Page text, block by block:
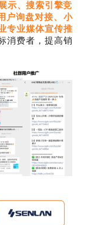
示、搜索引擎竞
户询盘对接、小
专业媒体宣传推
消费者，提高销